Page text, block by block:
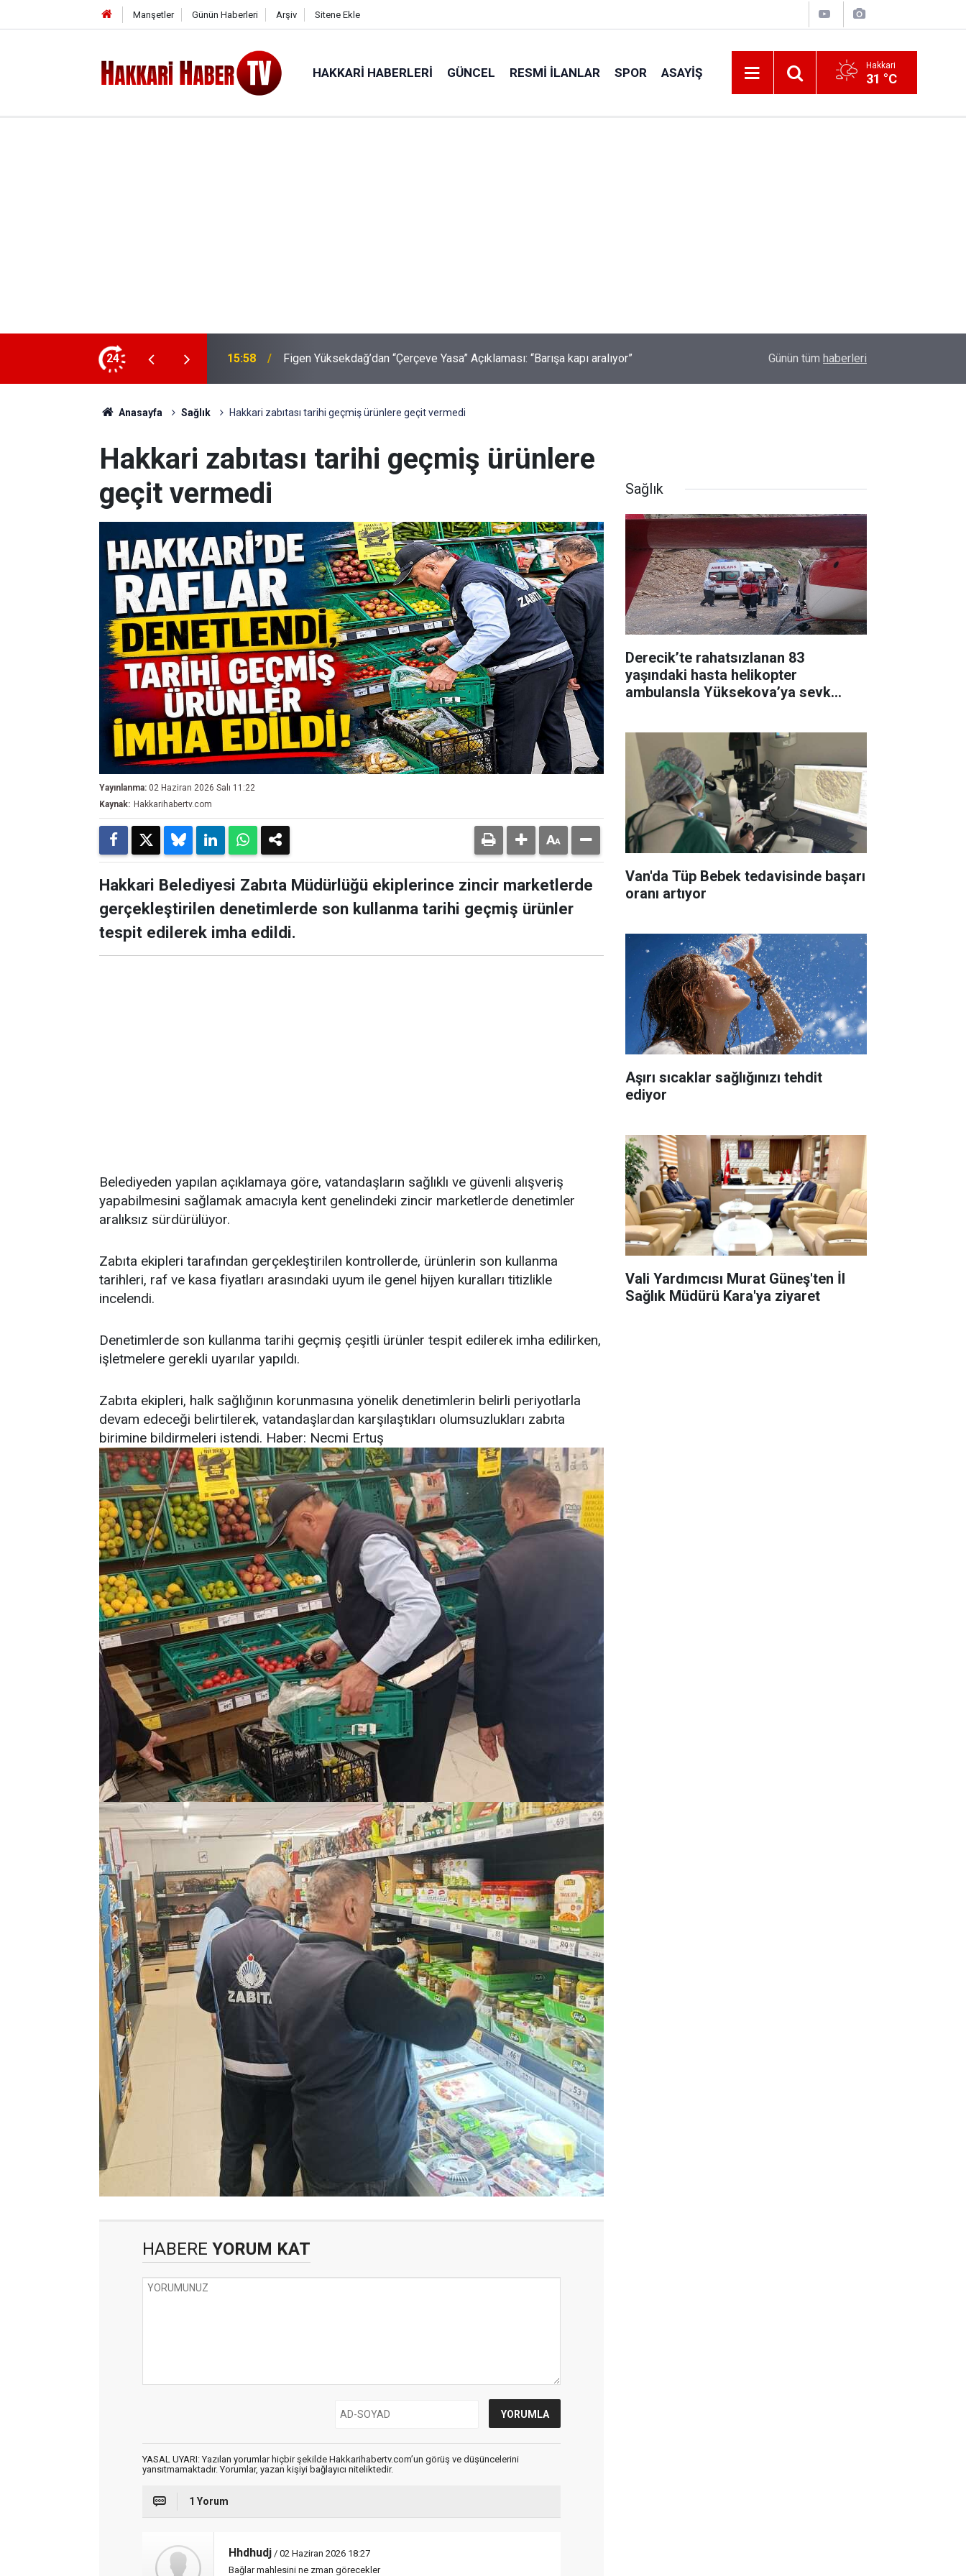
Manşetler Günün Haberleri Arşiv Sitene Ekle
HAKKARI HABERLERI GÜNCEL RESMI İLANLAR SPOR ASAYIŞ Hakkari
31 °C
24
Açıklaması: “Barışa kapı aralıyor” 15:03
Rojin Kabaiş, Hiranur Aygar ve Kıvanç Uman’ın Ailelerini Hedef Alan
Şüphelilere Operasyon
Otomobil refüje çarptı 2 yaralı
Günün tüm haberleri
Anasayfa Sağlık Hakkari zabıtası tarihi geçmiş ürünlere geçit vermedi
Hakkari zabıtası tarihi geçmiş ürünlere
geçit vermedi
Yayınlanma: 02 Haziran 2026 Salı 11:22
Kaynak: Hakkarihabertv.com
Hakkari Belediyesi Zabıta Müdürlüğü ekiplerince zincir marketlerde
gerçekleştirilen denetimlerde son kullanma tarihi geçmiş ürünler
tespit edilerek imha edildi.
Belediyeden yapılan açıklamaya göre, vatandaşların sağlıklı ve güvenli alışveriş
yapabilmesini sağlamak amacıyla kent genelindeki zincir marketlerde denetimler
aralıksız sürdürülüyor.
Zabıta ekipleri tarafından gerçekleştirilen kontrollerde, ürünlerin son kullanma
tarihleri, raf ve kasa fiyatları arasındaki uyum ile genel hijyen kuralları titizlikle
incelendi.
Denetimlerde son kullanma tarihi geçmiş çeşitli ürünler tespit edilerek imha edilirken,
işletmelere gerekli uyarılar yapıldı.
Zabıta ekipleri, halk sağlığının korunmasına yönelik denetimlerin belirli periyotlarla
devam edeceği belirtilerek, vatandaşlardan karşılaştıkları olumsuzlukları zabıta
birimine bildirmeleri istendi. Haber: Necmi Ertuş
HABERE YORUM KAT
YASAL UYARI: Yazılan yorumlar hiçbir şekilde Hakkarihabertv.com’un görüş ve düşüncelerini
yansıtmamaktadır. Yorumlar, yazan kişiyi bağlayıcı niteliktedir.
1 Yorum
Hhdhudj / 02 Haziran 2026 18:27
Bağlar mahlesini ne zman görecekler
Sağlık
Derecik’te rahatsızlanan 83
yaşındaki hasta helikopter
ambulansla Yüksekova’ya sevk
Van'da Tüp Bebek tedavisinde başarı
oranı artıyor
Aşırı sıcaklar sağlığınızı tehdit
ediyor
Vali Yardımcısı Murat Güneş'ten İl
Sağlık Müdürü Kara'ya ziyaret